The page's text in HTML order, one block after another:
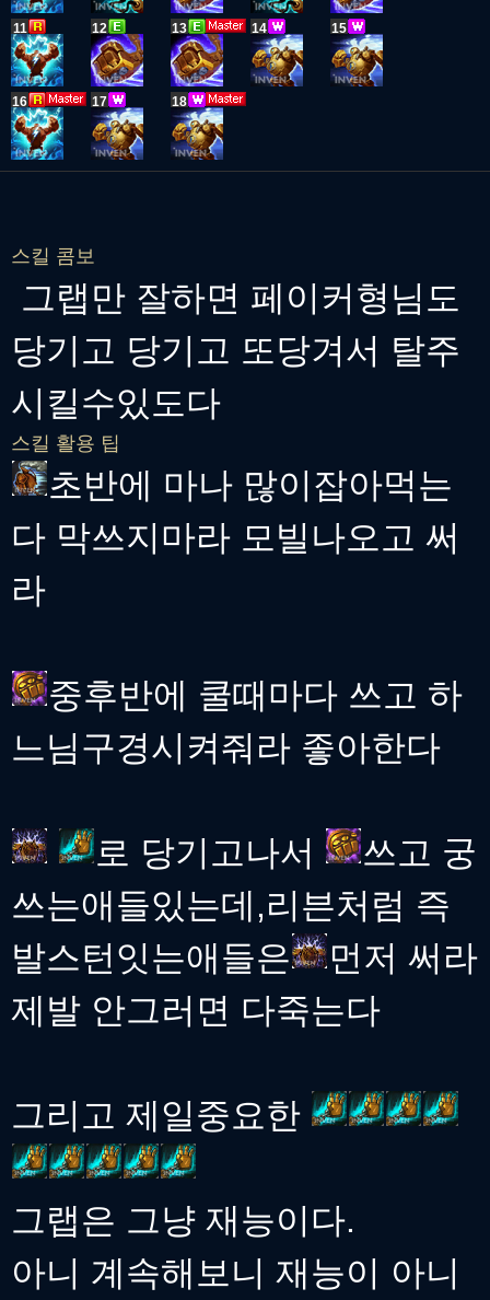
11 12 13 14 15
16 17 18
스킬 콤보
그랩만 잘하면 페이커형님도
당기고 당기고 또당겨서 탈주
시킬수있도다
스킬 활용 팁
초반에 마나 많이잡아먹는
다 막쓰지마라 모빌나오고 써
라
중후반에 쿨때마다 쓰고 하
느님구경시켜줘라 좋아한다
로 당기고나서
쓰고 궁
쓰는애들있는데,리븐처럼 즉
발스턴잇는애들은
먼저 써라
제발 안그러면 다죽는다
그리고 제일중요한
그랩은 그냥 재능이다.
아니 계속해보니 재능이 아니